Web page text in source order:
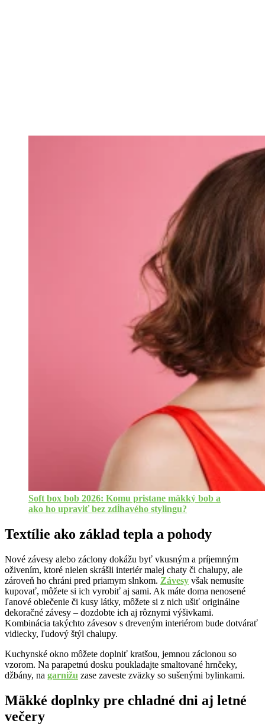
Soft box bob 2026: Komu pristane mäkký bob a
ako ho upraviť bez zdĺhavého stylingu?
Textílie ako základ tepla a pohody
Nové závesy alebo záclony dokážu byť vkusným a príjemným
oživením, ktoré nielen skrášli interiér malej chaty či chalupy, ale
zároveň ho chráni pred priamym slnkom. Závesy však nemusíte
kupovať, môžete si ich vyrobiť aj sami. Ak máte doma nenosené
ľanové oblečenie či kusy látky, môžete si z nich ušiť originálne
dekoračné závesy – dozdobte ich aj rôznymi výšivkami.
Kombinácia takýchto závesov s dreveným interiérom bude dotvárať
vidiecky, ľudový štýl chalupy.
Kuchynské okno môžete doplniť kratšou, jemnou záclonou so
vzorom. Na parapetnú dosku poukladajte smaltované hrnčeky,
džbány, na garnižu zase zaveste zväzky so sušenými bylinkami.
Mäkké doplnky pre chladné dni aj letné
večery